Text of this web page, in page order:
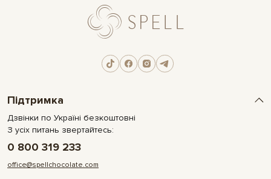
Підтримка
Дзвінки по Україні безкоштовні
З усіх питань звертайтесь:
0 800 319 233
office@spellchocolate.com